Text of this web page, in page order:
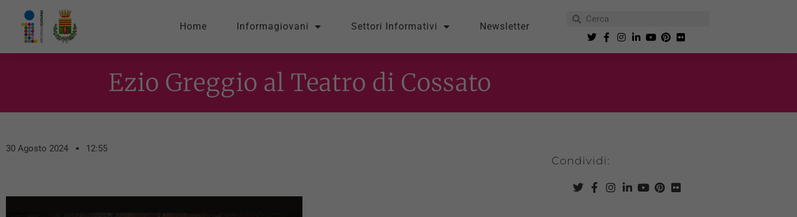
Home Informagiovani Settori Informativi Newsletter
Ezio Greggio al Teatro di Cossato
30 Agosto 2024 12:55
Condividi: